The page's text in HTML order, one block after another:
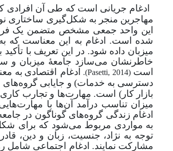
ادغام جریانی است که طی آن افرادی
مهاجرین منجر به شکلگیری ساختاری
این واحد جمعی مشخص متضمن یک
شده است. ادغام به این معناست که
میزبان داده شود. در این تعریف با
خاطرنشان می‌سازد جامعۀ میزبان و
است (
Pasetti, 2014
). ادغام اقتصادی به
دسترسی به خدمات) و جایابی گروه‌های
بازار کار) است. مهارت‌ها و تجارب
میزان تناسب درآمد آن‌ها با
ادغام زندگی گروه‌های گوناگون در
به مواردی مربوط می‌شود که برای
توجه به نژاد، جنسیت، زبان و دین،
مشارکت نمایند. ادغام اجتماعی شامل